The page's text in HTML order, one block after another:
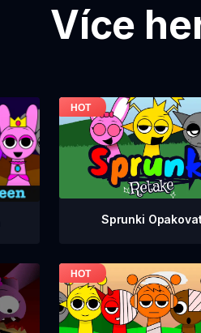
Více
Sprunki